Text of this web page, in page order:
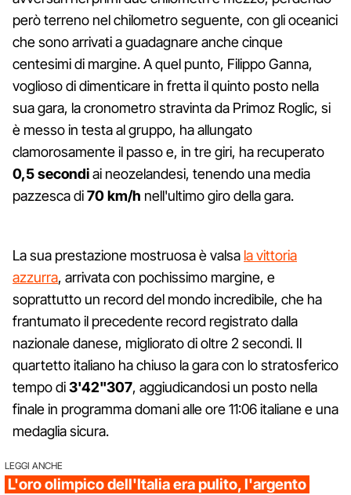
però terreno nel chilometro seguente, con gli oceanici
che sono arrivati a guadagnare anche cinque
centesimi di margine. A quel punto, Filippo Ganna,
voglioso di dimenticare in fretta il quinto posto nella
sua gara, la cronometro stravinta da Primoz Roglic, si
è messo in testa al gruppo, ha allungato
clamorosamente il passo e, in tre giri, ha recuperato
0,5 secondiai neozelandesi, tenendo una media
pazzesca di70 km/h nell'ultimo giro della gara.
La sua prestazione mostruosa è valsa la vittoria
azzurra, arrivata con pochissimo margine, e
soprattutto un record del mondo incredibile, che ha
frantumato il precedente record registrato dalla
nazionale danese, migliorato di oltre 2 secondi. Il
quartetto italiano ha chiuso la gara con lo stratosferico
tempo di3'42"307, aggiudicandosi un posto nella
finale in programma domani alle ore 11:06 italiane e una
medaglia sicura.
LEGGI ANCHE
L'oro olimpico dell'Italia era pulito, l'argento